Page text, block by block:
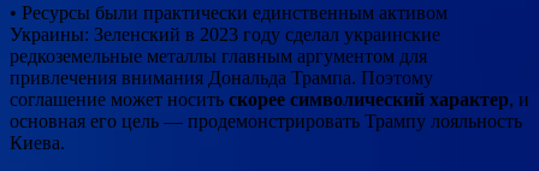
• Ресурсы были практически единственным активом
Украины: Зеленский в 2023 году сделал украинские
редкоземельные металлы главным аргументом для
привлечения внимания Дональда Трампа. Поэтому
соглашение может носить скорее символический характер, и
основная его цель — продемонстрировать Трампу лояльность
Киева.